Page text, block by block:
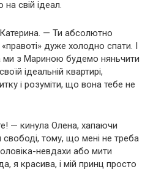
свій ідеал.
— Ти абсолютно
дуже холодно спати. І
ми з Мариною будемо няньчити
ідеальній квартирі,
і розуміти, що вона тебе не
— кинула Олена, хапаючи
тому, що мені не треба
невдахи або мити
я красива, і мій принц просто